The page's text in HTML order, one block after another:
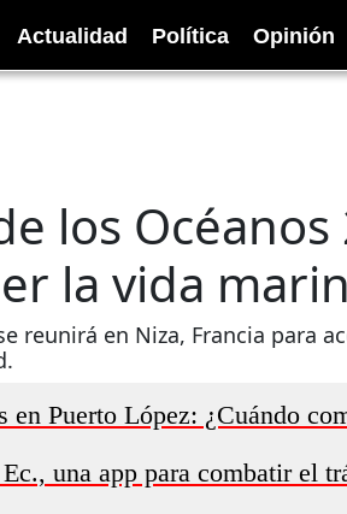
Actualidad Política Opinión
los Océanos
la vida
reunirá en Niza, Francia para
en Puerto López: ¿Cuándo
una app para combatir el